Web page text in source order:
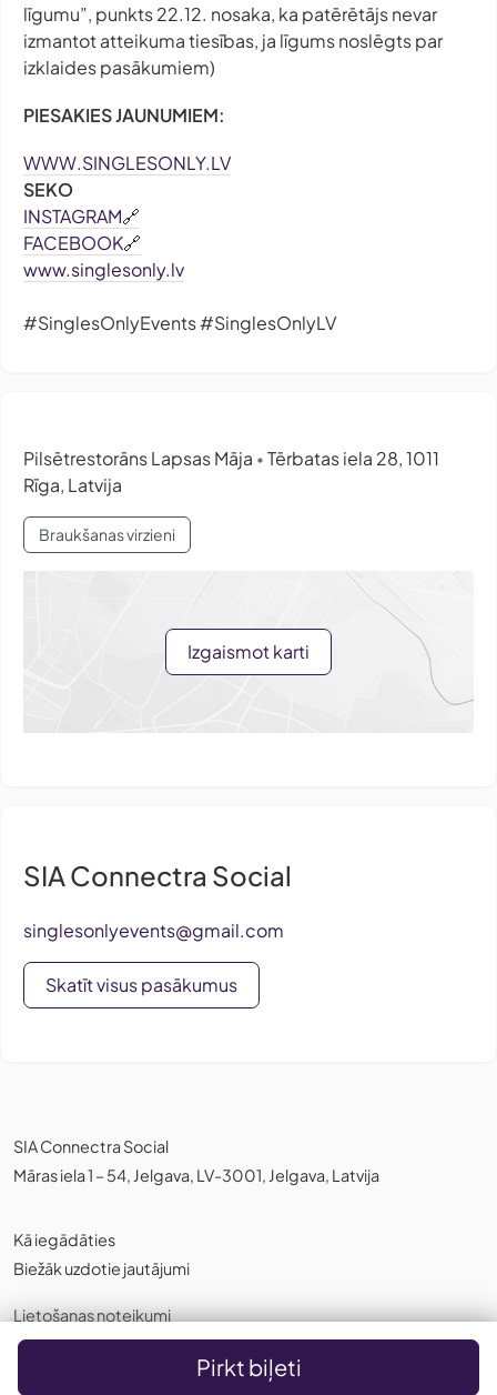
Pirkt biļeti
līgumu”, punkts 22.12. nosaka, ka patērētājs nevar
izmantot atteikuma tiesības, ja līgums noslēgts par
izklaides pasākumiem)
PIESAKIES JAUNUMIEM:
WWW.SINGLESONLY.LV
SEKO
INSTAGRAM🔗
FACEBOOK🔗
www.singlesonly.lv
#SinglesOnlyEvents #SinglesOnlyLV
Pilsētrestorāns Lapsas Māja • Tērbatas iela 28, 1011
Rīga, Latvija
Braukšanas virzieni
Izgaismot karti
SIA Connectra Social
singlesonlyevents@gmail.com
Skatīt visus pasākumus
SIA Connectra Social
Māras iela 1 – 54, Jelgava, LV-3001, Jelgava, Latvija
Kā iegādāties
Biežāk uzdotie jautājumi
Lietošanas noteikumi
Privātuma politika,Sīkdatnes